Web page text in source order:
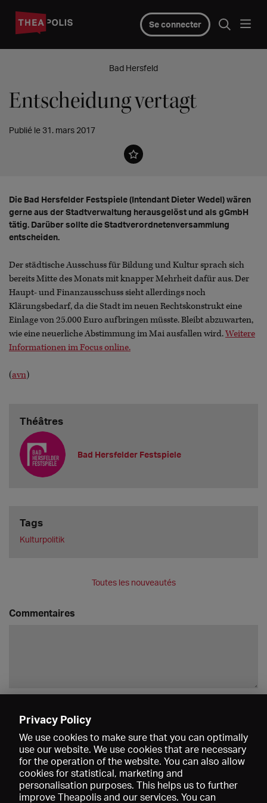
Se connecter
Bad Hersfeld
Entscheidung vertagt
Publié le 31. mars 2017
Die Bad Hersfelder Festspiele (Intendant Dieter Wedel) wären
gerne aus der Stadtverwaltung herausgelöst und als gGmbH
tätig. Darüber sollte die Stadtverordnetenversammlung
entscheiden.
Der städtische Ausschuss für Bildung und Kultur sprach sich
bereits Mitte des Monats mit knapper Mehrheit dafür aus. Der
Haupt- und Finanzausschuss sieht allerdings noch
Klärungsbedarf, da die Stadt im neuen Rechtskonstrukt eine
Einlage von 25.000 Euro aufbringen müsste. Bleibt abzuwarten,
wie eine neuerliche Abstimmung im Mai ausfallen wird.Weitere
Informationen im Focus online.
(avn)
Théâtres
Bad Hersfelder Festspiele
Tags
Kulturpolitik
Toutes les nouveautés
Commentaires
Privacy Policy
We use cookies to make sure that you can optimally
use our website. We use cookies that are necessary
for the operation of the website. You can also allow
cookies for statistical, marketing and
personalisation purposes. This helps us to further
improve Theapolis and our services. You can